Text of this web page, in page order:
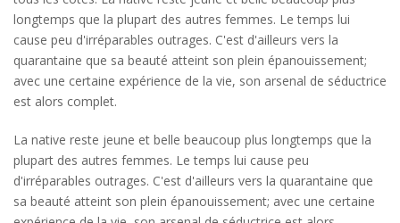
longtemps que la plupart des autres femmes. Le temps lui
cause peu d'irréparables outrages. C'est d'ailleurs vers la
quarantaine que sa beauté atteint son plein épanouissement;
avec une certaine expérience de la vie, son arsenal de séductrice
est alors complet.
La native reste jeune et belle beaucoup plus longtemps que la
plupart des autres femmes. Le temps lui cause peu
d'irréparables outrages. C'est d'ailleurs vers la quarantaine que
sa beauté atteint son plein épanouissement; avec une certaine